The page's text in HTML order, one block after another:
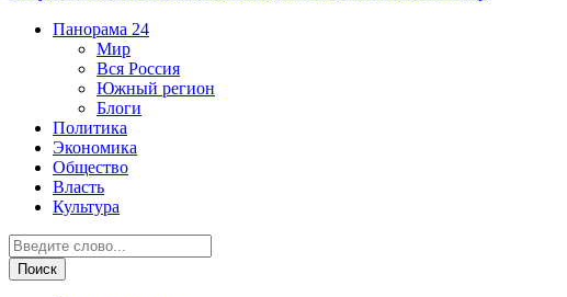
Панорама 24
Мир
Вся Россия
Южный регион
Блоги
Политика
Экономика
Общество
Власть
Культура